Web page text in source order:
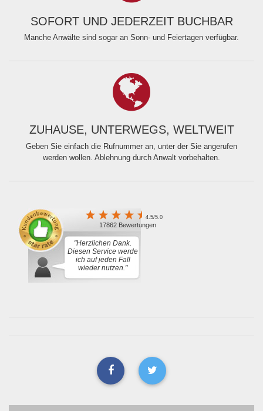
SOFORT UND JEDERZEIT BUCHBAR
Manche Anwälte sind sogar an Sonn- und Feiertagen verfügbar.
ZUHAUSE, UNTERWEGS, WELTWEIT
Geben Sie einfach die Rufnummer an, unter der Sie angerufen
werden wollen. Ablehnung durch Anwalt vorbehalten.
4.5/5.0
17862 Bewertungen
"Herzlichen Dank.
Diesen Service werde
ich auf jeden Fall
wieder nutzen."